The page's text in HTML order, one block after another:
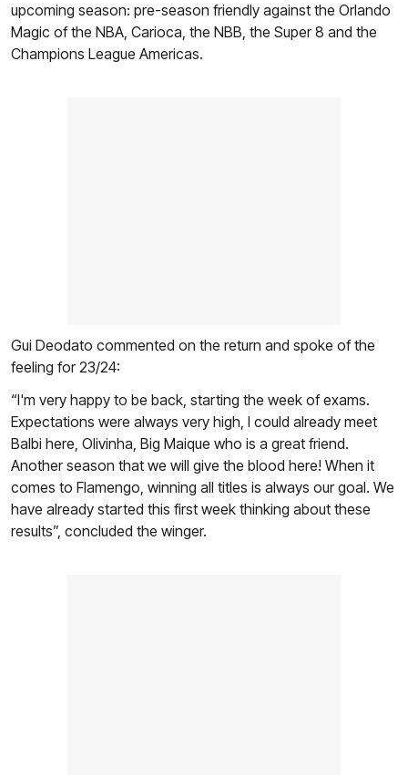
upcoming season: pre-season friendly against the Orlando
Magic of the NBA, Carioca, the NBB, the Super 8 and the
Champions League Americas.
Gui Deodato commented on the return and spoke of the
feeling for 23/24:
“I'm very happy to be back, starting the week of exams.
Expectations were always very high, I could already meet
Balbi here, Olivinha, Big Maique who is a great friend.
Another season that we will give the blood here! When it
comes to Flamengo, winning all titles is always our goal. We
have already started this first week thinking about these
results”, concluded the winger.